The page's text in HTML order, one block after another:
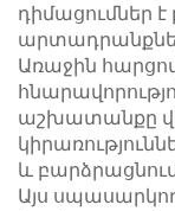
դիմացումներ
Առաջին
աշխատանքը
և
Այս